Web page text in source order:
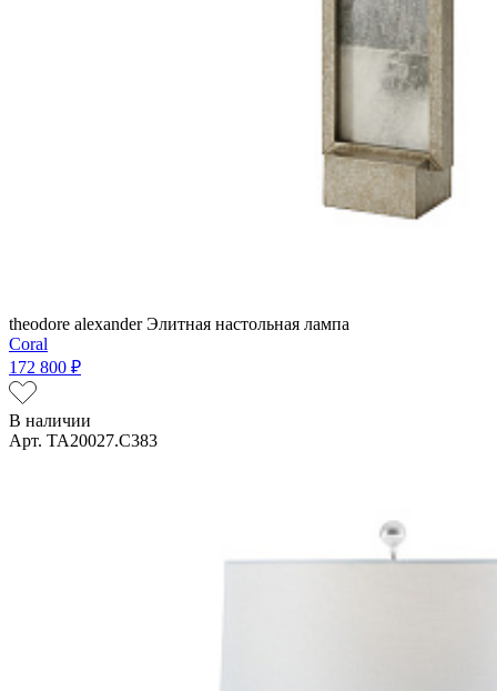
theodore alexanderЭлитная настольная лампа
Coral
172 800 ₽
В наличии
Арт. TA20027.C383